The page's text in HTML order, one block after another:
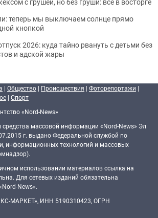
теперь мы выключаем солнце прямо
кнопкой
2026: куда тайно рвануть с детьми без
и адской жары
| Общество | Происшествия | Фоторепортажи |
| Спорт
«Nord-News»
средства массовой информации «Nord-News» Эл
г. выдано Федеральной службой по
информационных технологий и массовых
использовании материалов ссылка на
Для сетевых изданий обязательна
News».
МАРКЕТ», ИНН 5190310423, ОГРН